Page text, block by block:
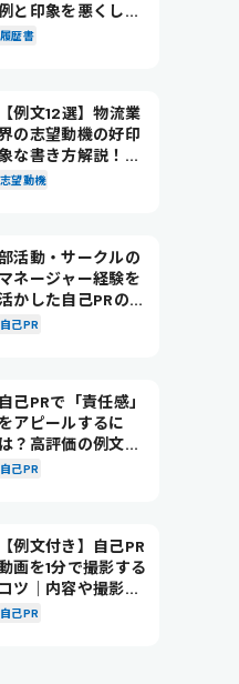
と印象を悪くしな
い書き方を解説
履歴書
【例文12選】物流業
の志望動機の好印
な書き方解説！パ
ターン別の例文も紹
志望動機
活動・サークルの
マネージャー経験を
かした自己PRの書
き方を徹底解説！
自己PR
自己PRで「責任感」
アピールするに
は？高評価の例文も
紹介！
自己PR
【例文付き】自己PR
画を1分で撮影する
コツ｜内容や撮影の
ポイントも解説
自己PR